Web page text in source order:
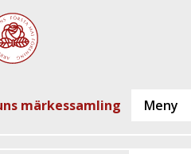
märkessamling